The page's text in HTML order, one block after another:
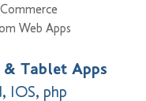
Web Apps
& Tablet Apps
IOS, php